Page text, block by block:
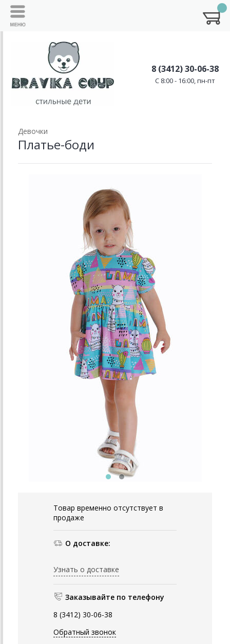
8 (3412) 30-06-38
C 8:00 - 16:00, пн-пт
Девочки
Платье-боди
Товар временно отсутствует в
продаже
О доставке:
Узнать о доставке
Заказывайте по телефону
8 (3412) 30-06-38
Обратный звонок